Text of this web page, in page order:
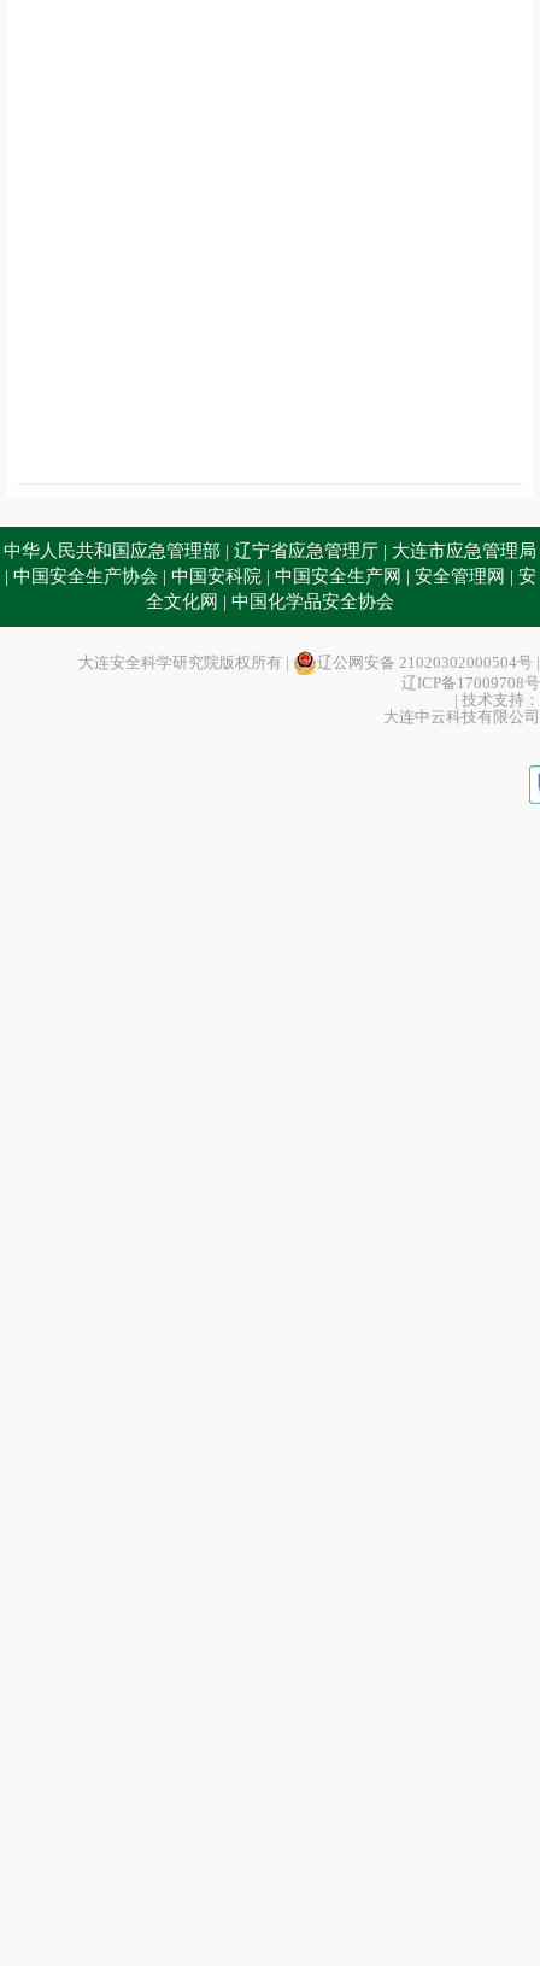
中华人民共和国应急管理部 | 辽宁省应急管理厅 | 大连市应急管理局
| 中国安全生产协会 | 中国安科院 | 中国安全生产网 | 安全管理网 | 安
全文化网 | 中国化学品安全协会
大连安全科学研究院版权所有 | 辽公网安备 21020302000504号 |
辽ICP备17009708号
| 技术支持：
大连中云科技有限公司